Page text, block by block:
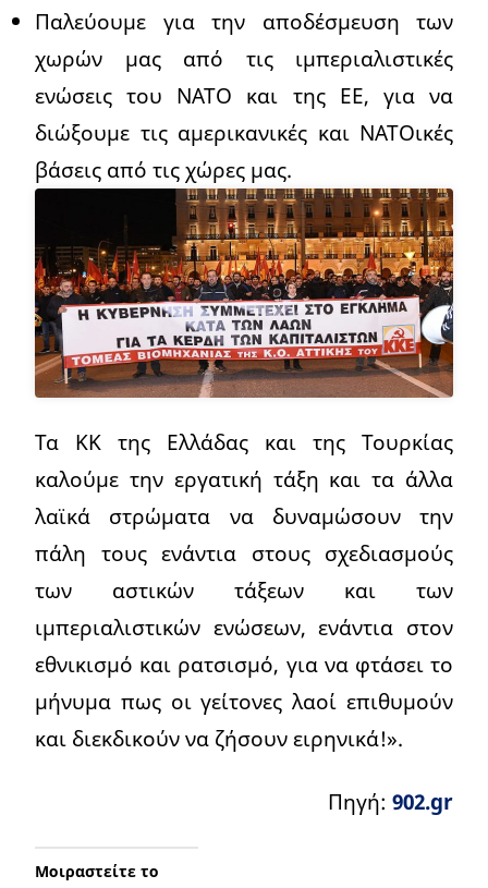
Παλεύουμε για την αποδέσμευση των
χωρών μας από τις ιμπεριαλιστικές
ενώσεις του ΝΑΤΟ και της ΕΕ, για να
διώξουμε τις αμερικανικές και ΝΑΤΟικές
βάσεις από τις χώρες μας.
Τα ΚΚ της Ελλάδας και της Τουρκίας
καλούμε την εργατική τάξη και τα άλλα
λαϊκά στρώματα να δυναμώσουν την
πάλη τους ενάντια στους σχεδιασμούς
των αστικών τάξεων και των
ιμπεριαλιστικών ενώσεων, ενάντια στον
εθνικισμό και ρατσισμό, για να φτάσει το
μήνυμα πως οι γείτονες λαοί επιθυμούν
και διεκδικούν να ζήσουν ειρηνικά!».
Πηγή: 902.gr
Μοιραστείτε το